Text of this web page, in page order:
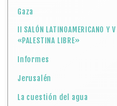
Gaza
II SALÓN LATINOAMERICANO Y
«PALESTINA LIBRE»
Informes
Jerusalén
La cuestión del agua